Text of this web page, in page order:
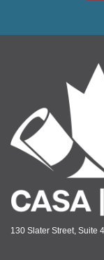
130 Slater Street, Suite